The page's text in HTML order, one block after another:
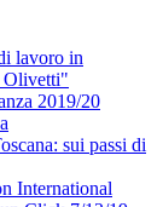
lavoro in
Olivetti"
2019/20
sui passi di
International